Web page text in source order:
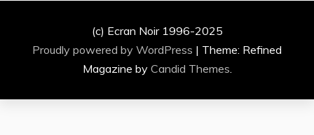
(c) Ecran Noir 1996-2025
Proudly powered by WordPress | Theme: Refined
Magazine by Candid Themes